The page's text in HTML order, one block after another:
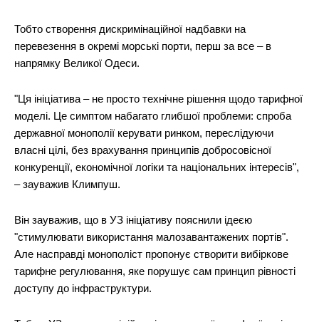
Тобто створення дискримінаційної надбавки на
перевезення в окремі морські порти, перш за все – в
напрямку Великої Одеси.
"Ця ініціатива – не просто технічне рішення щодо тарифної
моделі. Це симптом набагато глибшої проблеми: спроба
державної монополії керувати ринком, переслідуючи
власні цілі, без врахування принципів добросовісної
конкуренції, економічної логіки та національних інтересів",
– зауважив Климпуш.
Він зауважив, що в УЗ ініціативу пояснили ідеєю
"стимулювати використання малозавантажених портів".
Але насправді монополіст пропонує створити вибіркове
тарифне регулювання, яке порушує сам принцип рівності
доступу до інфраструктури.